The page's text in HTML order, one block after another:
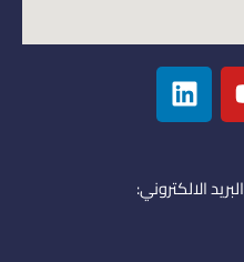
L
i
n
e
d
الالكتروني: